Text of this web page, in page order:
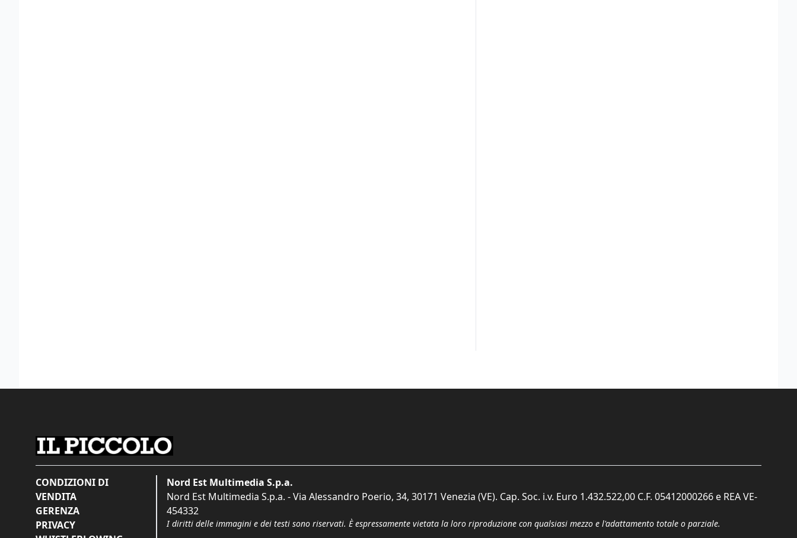
CONDIZIONI DI
VENDITA
GERENZA
PRIVACY
Nord Est Multimedia S.p.a.
Nord Est Multimedia S.p.a. - Via Alessandro Poerio, 34, 30171 Venezia (VE). Cap. Soc. i.v. Euro 1.432.522,00 C.F. 05412000266 e REA VE-
454332
I diritti delle immagini e dei testi sono riservati. È espressamente vietata la loro riproduzione con qualsiasi mezzo e l'adattamento totale o parziale.